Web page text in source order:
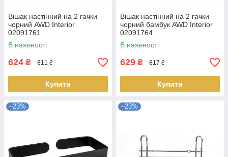
Вішак настінний на 2 гачки
чорний AWD Interior
02091761
В наявності
624 ₴ 811 ₴
Купити
Вішак настінний на 2 гачки
чорний бамбук AWD Interior
02091764
В наявності
629 ₴ 817 ₴
Купити
–23% –23%